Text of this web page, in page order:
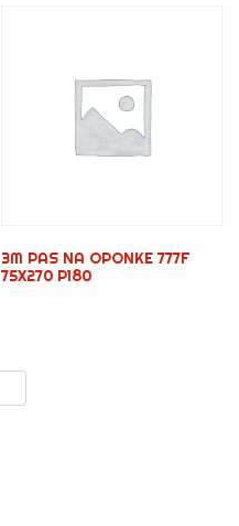
3M PAS NA OPONKE 777F
75X270 P180